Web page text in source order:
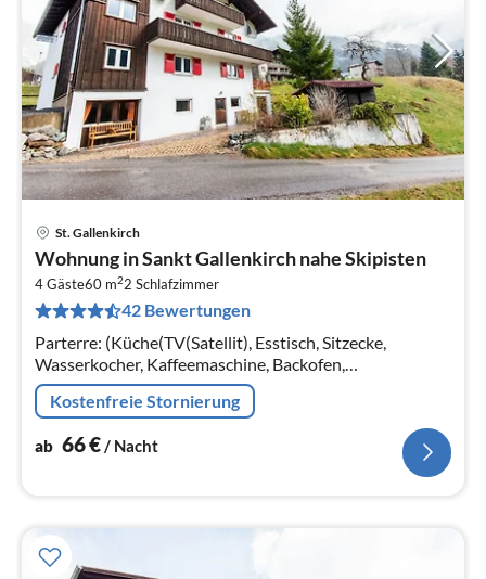
St. Gallenkirch
Wohnung in Sankt Gallenkirch nahe Skipisten
4 Gäste60 m22 Schlafzimmer
42 Bewertungen
Parterre: (Küche(TV(Satellit), Esstisch, Sitzecke,
Wasserkocher, Kaffeemaschine, Backofen,
Spülmaschine, Kühlschrank), Schlafzimmer(Doppelbett),
Schlafzimmer(2x Einzelbett)
Kostenfreie Stornierung
ab 66€/ Nacht